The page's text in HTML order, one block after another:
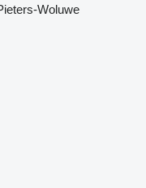
Woluwe